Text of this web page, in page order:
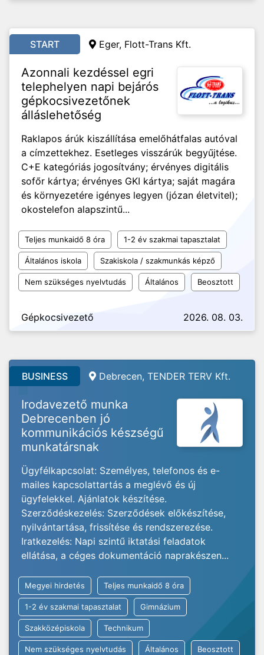
START Eger, Flott-Trans Kft.
Azonnali kezdéssel egri
telephelyen napi bejárós
gépkocsivezetőnek
álláslehetőség
Raklapos árúk kiszállítása emelőhátfalas autóval
a címzettekhez. Esetleges visszárúk begyűjtése.
C+E kategóriás jogosítvány; érvényes digitális
sofőr kártya; érvényes GKI kártya; saját magára
és környezetére igényes legyen (józan életvitel);
okostelefon alapszintű...
Teljes munkaidő 8 óra 1-2 év szakmai tapasztalat
Általános iskola Szakiskola / szakmunkás képző
Nem szükséges nyelvtudás Általános Beosztott
Gépkocsivezető 2026. 08. 03.
BUSINESS Debrecen, TENDER TERV Kft.
Irodavezető munka
Debrecenben jó
kommunikációs készségű
munkatársnak
Ügyfélkapcsolat: Személyes, telefonos és e-
mailes kapcsolattartás a meglévő és új
ügyfelekkel. Ajánlatok készítése.
Szerződéskezelés: Szerződések előkészítése,
nyilvántartása, frissítése és rendszerezése.
Iratkezelés: Napi szintű iktatási feladatok
ellátása, a céges dokumentáció naprakészen...
Megyei hirdetés Teljes munkaidő 8 óra
1-2 év szakmai tapasztalat Gimnázium
Szakközépiskola Technikum
Nem szükséges nyelvtudás Általános Beosztott